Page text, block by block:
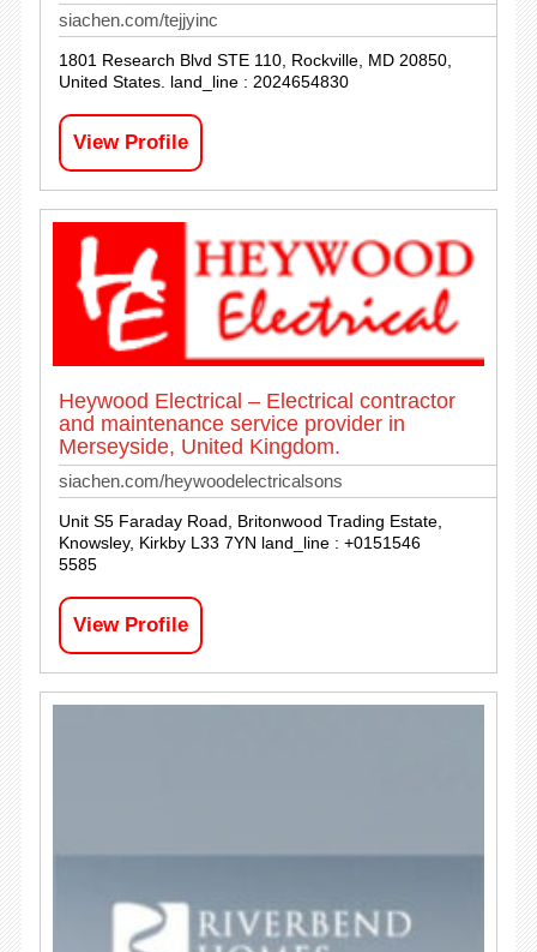
siachen.com/tejjyinc
1801 Research Blvd STE 110, Rockville, MD 20850,
United States. land_line : 2024654830
View Profile
Heywood Electrical – Electrical contractor
and maintenance service provider in
Merseyside, United Kingdom.
siachen.com/heywoodelectricalsons
Unit S5 Faraday Road, Britonwood Trading Estate,
Knowsley, Kirkby L33 7YN land_line : +0151546
5585
View Profile